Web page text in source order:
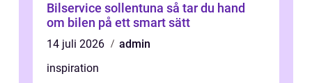
Bilservice sollentuna så tar du hand
om bilen på ett smart sätt
14 juli 2026
admin
inspiration